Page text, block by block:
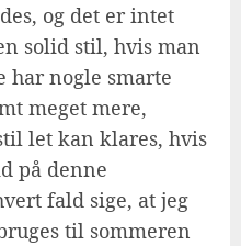
og det er intet
solid stil, hvis man
har nogle smarte
meget mere,
let kan klares, hvis
på denne
fald sige, at jeg
til sommeren